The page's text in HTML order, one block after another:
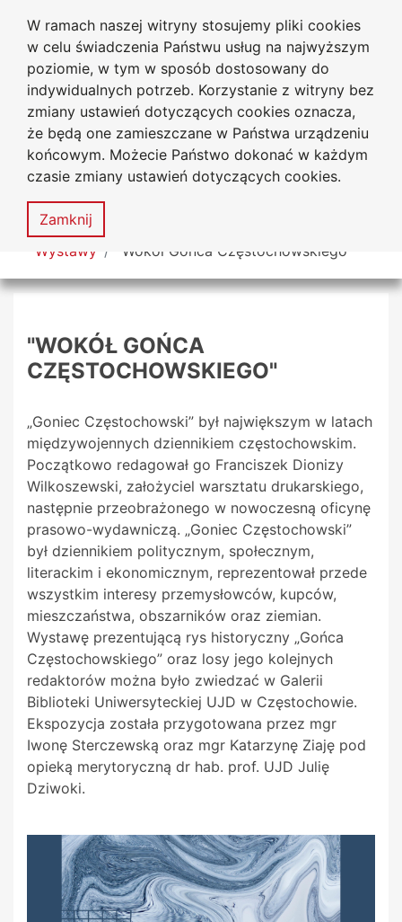
W ramach naszej witryny stosujemy pliki cookies
w celu świadczenia Państwu usług na najwyższym
poziomie, w tym w sposób dostosowany do
indywidualnych potrzeb. Korzystanie z witryny bez
zmiany ustawień dotyczących cookies oznacza,
że będą one zamieszczane w Państwa urządzeniu
końcowym. Możecie Państwo dokonać w każdym
czasie zmiany ustawień dotyczących cookies.
Zamknij
Przejdź do głównego menu
Przejdź do treści
Przejdź do wyszukiwarki
Przejdź do mapy serwisu
Biblioteka Uniwersytecka
Uniwersytetu Jana Długosza
w Częstochowie
Deklaracja
dostępności
Mapa
serwisu
MENU
Tutaj jesteś
Wystawy "Wokół Gońca Częstochowskiego"
"WOKÓŁ GOŃCA
CZĘSTOCHOWSKIEGO"
„Goniec Częstochowski” był największym w latach
międzywojennych dziennikiem częstochowskim.
Początkowo redagował go Franciszek Dionizy
Wilkoszewski, założyciel warsztatu drukarskiego,
następnie przeobrażonego w nowoczesną oficynę
prasowo-wydawniczą. „Goniec Częstochowski”
był dziennikiem politycznym, społecznym,
literackim i ekonomicznym, reprezentował przede
wszystkim interesy przemysłowców, kupców,
mieszczaństwa, obszarników oraz ziemian.
Wystawę prezentującą rys historyczny „Gońca
Częstochowskiego” oraz losy jego kolejnych
redaktorów można było zwiedzać w Galerii
Biblioteki Uniwersyteckiej UJD w Częstochowie.
Ekspozycja została przygotowana przez mgr
Iwonę Sterczewską oraz mgr Katarzynę Ziaję pod
opieką merytoryczną dr hab. prof. UJD Julię
Dziwoki.